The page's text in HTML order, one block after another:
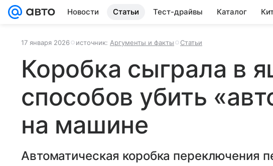
Новости Статьи Тест-драйвы Каталог
17 января 2026 источник: Аргументы и факты Статьи
Коробка сыграла в
способов убить
на машине
Автоматическая коробка переключения